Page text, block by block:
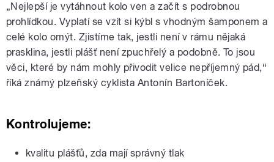
„Nejlepší je vytáhnout kolo ven a začít s podrobnou
prohlídkou. Vyplatí se vzít si kýbl s vhodným šamponem a
celé kolo omýt. Zjistíme tak, jestli není v rámu nějaká
prasklina, jestli plášť není zpuchřelý a podobně. To jsou
věci, které by nám mohly přivodit velice nepříjemný pád,“
říká známý plzeňský cyklista Antonín Bartoníček.
Kontrolujeme:
kvalitu plášťů, zda mají správný tlak